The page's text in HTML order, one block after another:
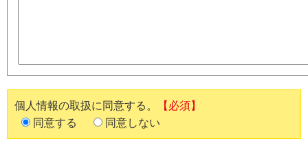
個人情報の取扱に同意する。
【必須】
同意する
同意しない